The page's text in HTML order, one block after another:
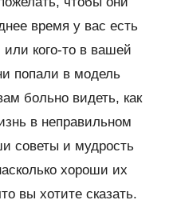
время у вас есть
кого-то в вашей
попали в модель
больно видеть, как
в неправильном
советы и мудрость
хороши их
вы хотите сказать.